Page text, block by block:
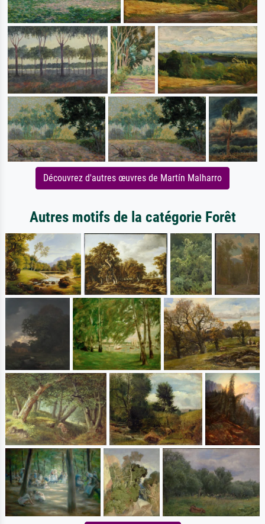
Découvrez d'autres œuvres de Martín Malharro
Autres motifs de la catégorie Forêt